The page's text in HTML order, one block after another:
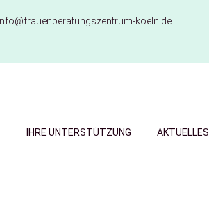
koeln.de
IHRE UNTERSTÜTZUNG AKTUELLES